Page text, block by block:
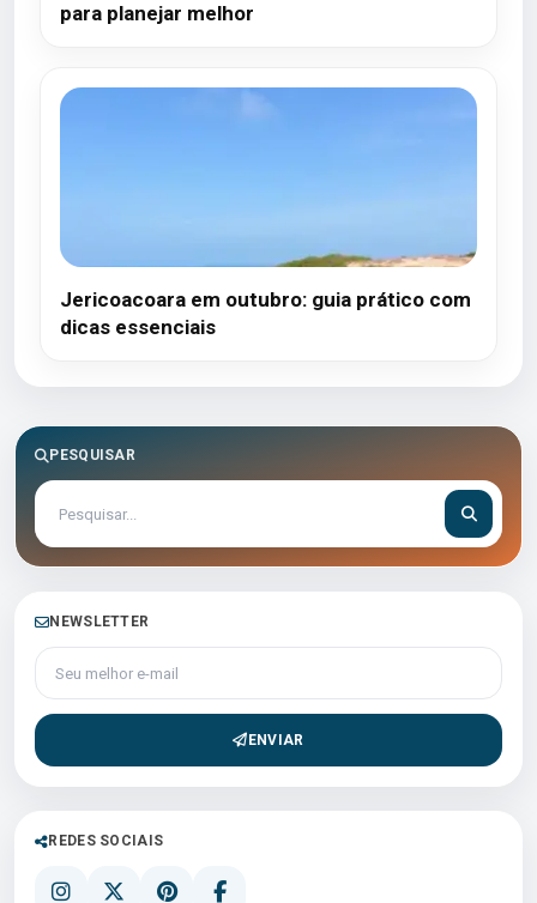
para planejar melhor
Jericoacoara em outubro: guia prático com
dicas essenciais
PESQUISAR
NEWSLETTER
Seu melhor e-mail
ENVIAR
REDES SOCIAIS